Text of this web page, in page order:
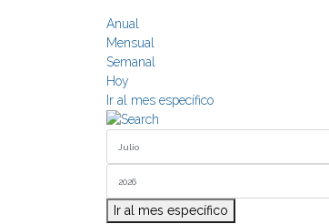
Anual
Mensual
Semanal
Hoy
Ir al mes específico
Ir al mes específico